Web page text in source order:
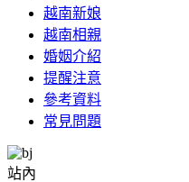
越南新娘
越南相親
婚姻介紹
提醒注意
參考資料
常見問題
站內